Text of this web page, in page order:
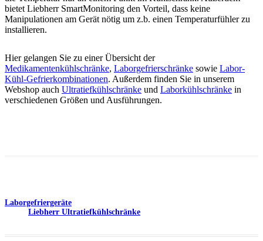
bietet Liebherr SmartMonitoring den Vorteil, dass keine
Manipulationen am Gerät nötig um z.b. einen Temperaturfühler zu
installieren.
Hier gelangen Sie zu einer Übersicht der
Medikamentenkühlschränke, Laborgefrierschränke sowie Labor-
Kühl-Gefrierkombinationen. Außerdem finden Sie in unserem
Webshop auch Ultratiefkühlschränke und Laborkühlschränke in
verschiedenen Größen und Ausführungen.
Beitragsnavigation
Laborgefriergeräte
Liebherr Ultratiefkühlschränke